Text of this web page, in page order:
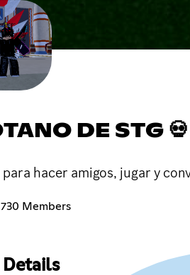
DE STG
hacer amigos, jugar y
Members
Details